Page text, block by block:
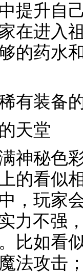
提升自
在进入
的药水
有装备
天堂
神秘色
的看似
，玩家
力不强
比如看
法攻击